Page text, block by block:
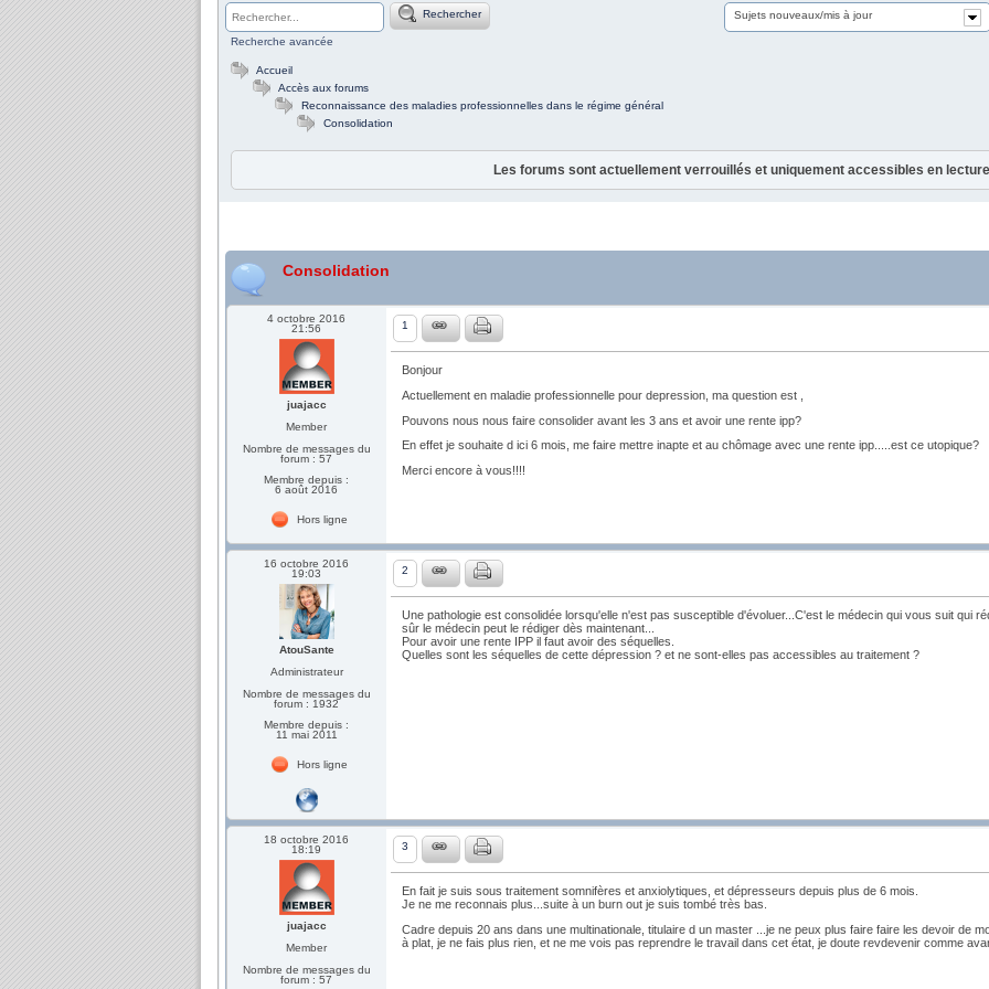
Sujets nouveaux/mis à jour
Rechercher
Recherche avancée
Accueil
Accès aux forums
Reconnaissance des maladies professionnelles dans le régime général
Consolidation
Les forums sont actuellement verrouillés et uniquement accessibles en lecture
Consolidation
4 octobre 2016
21:56
juajacc
Member
Nombre de messages du
forum : 57
Membre depuis :
6 août 2016
Hors ligne
1
Bonjour
Actuellement en maladie professionnelle pour depression, ma question est ,
Pouvons nous nous faire consolider avant les 3 ans et avoir une rente ipp?
En effet je souhaite d ici 6 mois, me faire mettre inapte et au chômage avec une rente ipp.....est ce utopique?
Merci encore à vous!!!!
16 octobre 2016
19:03
AtouSante
Administrateur
Nombre de messages du
forum : 1932
Membre depuis :
11 mai 2011
Hors ligne
2
Une pathologie est consolidée lorsqu'elle n'est pas susceptible d'évoluer...C'est le médecin qui vous suit qui
sûr le médecin peut le rédiger dès maintenant...
Pour avoir une rente IPP il faut avoir des séquelles.
Quelles sont les séquelles de cette dépression ? et ne sont-elles pas accessibles au traitement ?
18 octobre 2016
18:19
juajacc
Member
Nombre de messages du
forum : 57
3
En fait je suis sous traitement somnifères et anxiolytiques, et dépresseurs depuis plus de 6 mois.
Je ne me reconnais plus...suite à un burn out je suis tombé très bas.
Cadre depuis 20 ans dans une multinationale, titulaire d un master ...je ne peux plus faire faire les devoir de
à plat, je ne fais plus rien, et ne me vois pas reprendre le travail dans cet état, je doute revdevenir comme